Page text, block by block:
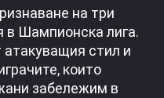
на три
в Шампионска лига.
атакуващия стил и
които
забележим в